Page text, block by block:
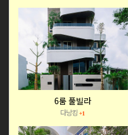
6룸 풀빌라
다낭킹+1